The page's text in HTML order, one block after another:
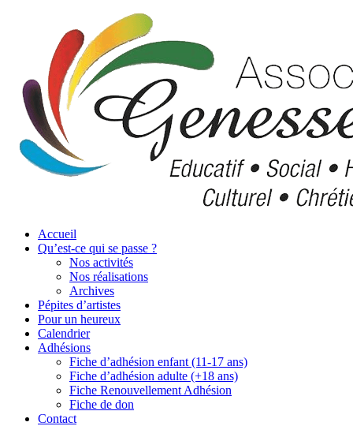
Accueil
Qu’est-ce qui se passe ?
Nos activités
Nos réalisations
Archives
Pépites d’artistes
Pour un heureux
Calendrier
Adhésions
Fiche d’adhésion enfant (11-17 ans)
Fiche d’adhésion adulte (+18 ans)
Fiche Renouvellement Adhésion
Fiche de don
Contact